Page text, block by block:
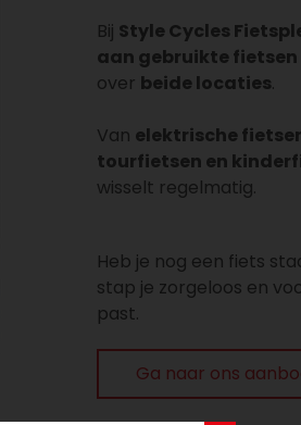
Bij Style Cycles
aan gebruikte
over beide locaties.
Van elektrische
tourfietsen en
wisselt regelmatig.
Heb je nog een fiets
stap je zorgeloos en
past.
Ga naar ons